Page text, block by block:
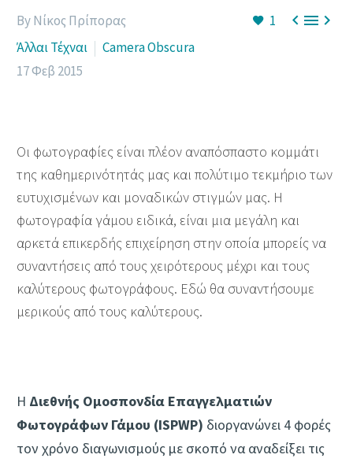
1 
By Νίκος Πρίπορας
Άλλαι Τέχναι
Camera Obscura
17 Φεβ 2015
Οι φωτογραφίες είναι πλέον αναπόσπαστο κομμάτι
της καθημερινότητάς μας και πολύτιμο τεκμήριο των
ευτυχισμένων και μοναδικών στιγμών μας. Η
φωτογραφία γάμου ειδικά, είναι μια μεγάλη και
αρκετά επικερδής επιχείρηση στην οποία μπορείς να
συναντήσεις από τους χειρότερους μέχρι και τους
καλύτερους φωτογράφους. Εδώ θα συναντήσουμε
μερικούς από τους καλύτερους.
Η Διεθνής Ομοσπονδία Επαγγελματιών
Φωτογράφων Γάμου (ΙSPWP) διοργανώνει 4 φορές
τον χρόνο διαγωνισμούς με σκοπό να αναδείξει τις